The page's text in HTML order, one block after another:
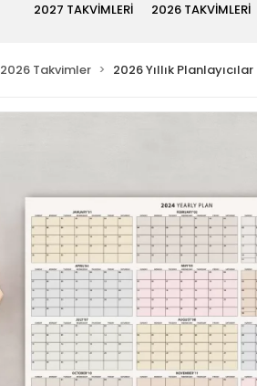
2027 TAKVİMLERİ 2026 TAKVİMLERİ
2026 Takvimler 2026 Yıllık Planlayıcılar